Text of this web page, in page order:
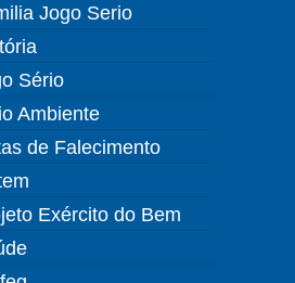
Jogo Serio
Sério
Ambiente
de Falecimento
Exército do Bem